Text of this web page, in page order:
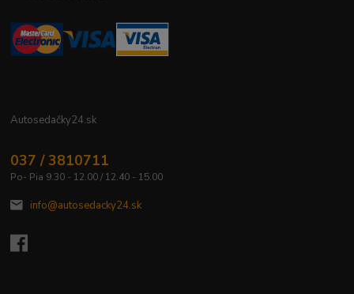
Autosedačky24.sk
037 / 3810711
Po- Pia 9.30 - 12.00 / 12.40 - 15.00
info@autosedacky24.sk